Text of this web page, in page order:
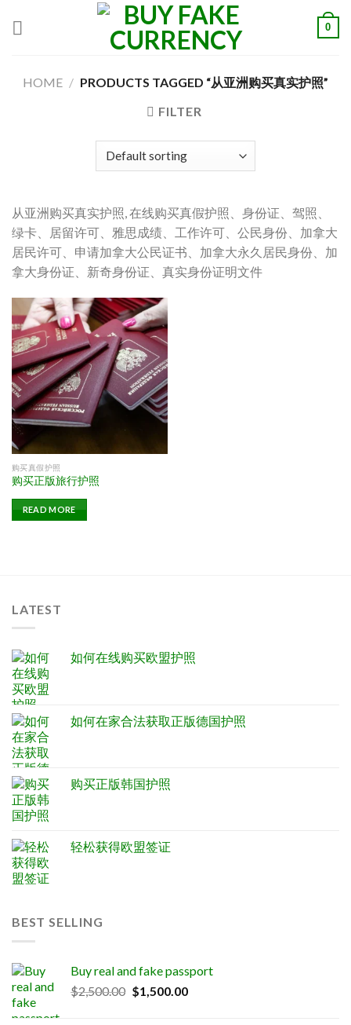
0
HOME / PRODUCTS TAGGED “从亚洲购买真实护照”
FILTER
从亚洲购买真实护照, 在线购买真假护照、身份证、驾照、
绿卡、居留许可、雅思成绩、工作许可、公民身份、加拿大
居民许可、申请加拿大公民证书、加拿大永久居民身份、加
拿大身份证、新奇身份证、真实身份证明文件
购买真假护照
购买正版旅行护照
READ MORE
LATEST
如何在线购买欧盟护照
如何在家合法获取正版德国护照
购买正版韩国护照
轻松获得欧盟签证
BEST SELLING
Buy real and fake passport
$2,500.00 Original
$1,500.00Current